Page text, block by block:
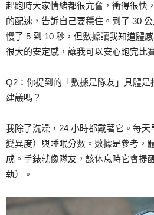
起跑時大家情緒都很亢奮，衝得很快
的配速，告訴自己要穩住。到了 30
慢了 5 到 10 秒，但數據讓我知道體
很大的安定感，讓我可以安心跑完比
Q2：你提到的「數據是隊友」具體
建議嗎？
我除了洗澡，24 小時都戴著它。每
變異度）與睡眠分數。數據是參考，
成。手錶就像隊友，該休息時它會提
執）。